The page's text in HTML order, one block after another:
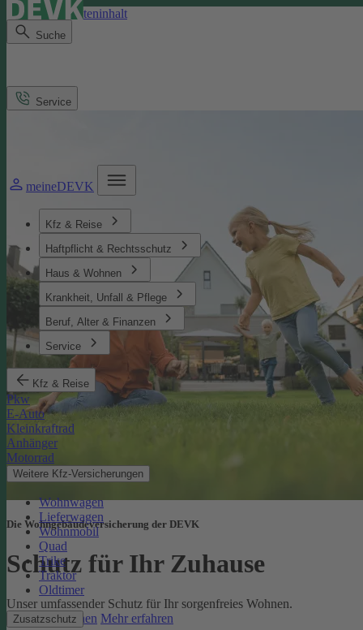
Direkt zum Seiteninhalt
Suche
meineDEVK
Kfz & Reise
Haftpflicht & Rechtsschutz
Haus & Wohnen
Krankheit, Unfall & Pflege
Beruf, Alter & Finanzen
Service
Kfz & Reise
Pkw
E-Auto
Kleinkraftrad
Anhänger
Motorrad
Weitere Kfz-Versicherungen
Wohnwagen
Lieferwagen
Wohnmobil
Quad
Trike
Traktor
Oldtimer
Zusatzschutz
Service
Die Wohngebäudeversicherung der DEVK
Schutz für Ihr Zuhause
Unser umfassender Schutz für Ihr sorgenfreies Wohnen.
Online berechnen Mehr erfahren